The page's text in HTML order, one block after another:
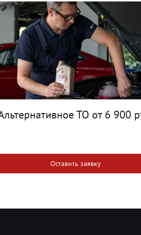
ТО от 6 900
Оставить заявку